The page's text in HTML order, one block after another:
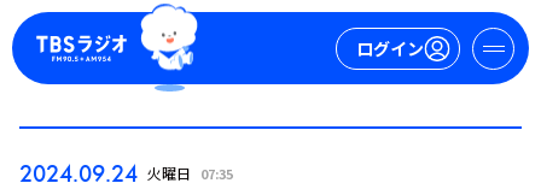
ログイン
2024.09.24 火曜日 07:35